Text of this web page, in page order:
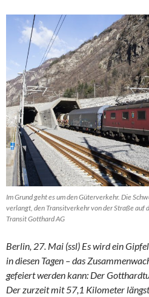
Im Grund geht es um den Güterverkehr. Die
verlangt, den Transitverkehr von der Straße auf
Transit Gotthard AG
Berlin, 27. Mai (ssl) Es wird ein
in diesen Tagen – das
gefeiert werden kann: Der
Der zurzeit mit 57,1 Kilometer